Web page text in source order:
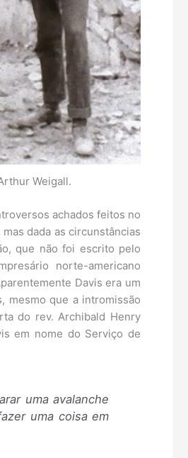
Weigall.
achados feitos no
dada as circunstâncias
que não foi escrito pelo
norte-americano
Davis era um
mesmo que a intromissão
do rev. Archibald Henry
em nome do Serviço de
uma avalanche
uma coisa em